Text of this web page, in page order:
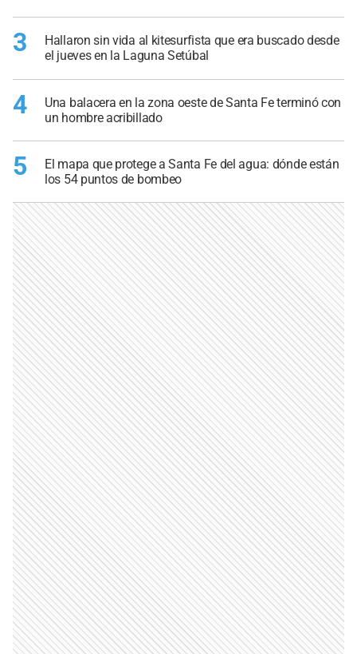
3
Hallaron sin vida al kitesurfista que era buscado desde
el jueves en la Laguna Setúbal
4
Una balacera en la zona oeste de Santa Fe terminó con
un hombre acribillado
5
El mapa que protege a Santa Fe del agua: dónde están
los 54 puntos de bombeo